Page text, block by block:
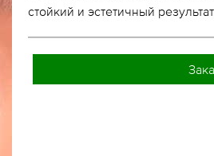
стойкий и эстетичный результат.